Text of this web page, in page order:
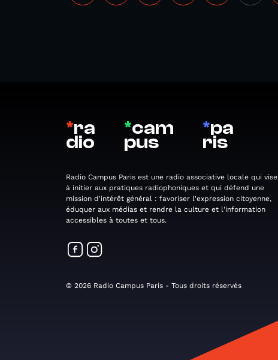
*ra
dio
*cam
pus
*pa
ris
Radio Campus Paris est une radio associative locale qui vise
à initier aux pratiques radiophoniques et qui défend une
mission d'intérêt général : favoriser l'expression citoyenne,
éduquer aux médias et rendre la culture et l'information
accessibles à toutes et tous.
© 2026 Radio Campus Paris - Tous droits réservés